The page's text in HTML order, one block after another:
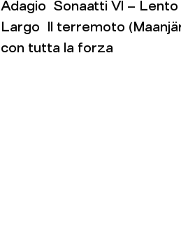
Adagio Sonaatti VI – Lento
Largo Il terremoto
con tutta la forza